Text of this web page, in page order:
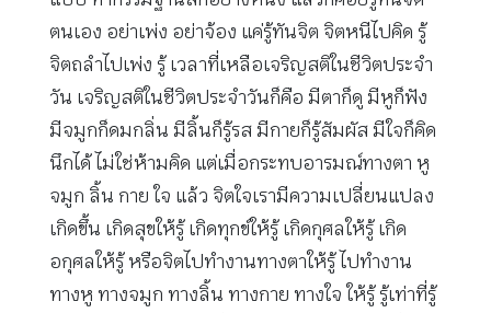
ตนเอง อย่าเพ่ง อย่าจ้อง แค่รู้ทันจิต จิตหนีไปคิด รู้
จิตถลำไปเพ่ง รู้ เวลาที่เหลือเจริญสติในชีวิตประจำ
วัน เจริญสติในชีวิตประจำวันก็คือ มีตาก็ดู มีหูก็ฟัง
มีจมูกก็ดมกลิ่น มีลิ้นก็รู้รส มีกายก็รู้สัมผัส มีใจก็คิด
นึกได้ ไม่ใช่ห้ามคิด แต่เมื่อกระทบอารมณ์ทางตา หู
จมูก ลิ้น กาย ใจ แล้ว จิตใจเรามีความเปลี่ยนแปลง
เกิดขึ้น เกิดสุขให้รู้ เกิดทุกข์ให้รู้ เกิดกุศลให้รู้ เกิด
อกุศลให้รู้ หรือจิตไปทำงานทางตาให้รู้ ไปทำงาน
ทางหู ทางจมูก ทางลิ้น ทางกาย ทางใจ ให้รู้ รู้เท่าที่รู้